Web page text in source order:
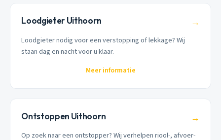
Loodgieter Uithoorn →
Loodgieter nodig voor een verstopping of lekkage? Wij
staan dag en nacht voor u klaar.
Meer informatie
Ontstoppen Uithoorn →
Op zoek naar een ontstopper? Wij verhelpen riool-, afvoer-